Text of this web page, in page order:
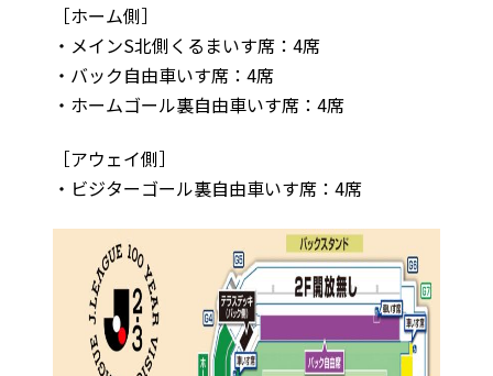
［ホーム側］
・メインS北側くるまいす席：4席
・バック自由車いす席：4席
・ホームゴール裏自由車いす席：4席
［アウェイ側］
・ビジターゴール裏自由車いす席：4席